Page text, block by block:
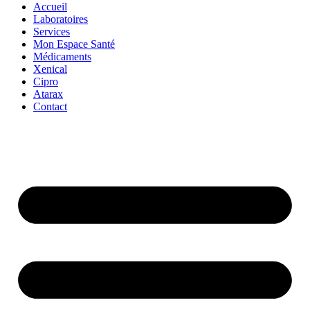
Accueil
Laboratoires
Services
Mon Espace Santé
Médicaments
Xenical
Cipro
Atarax
Contact